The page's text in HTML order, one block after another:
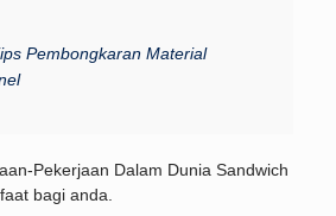
Pembongkaran Material
Pekerjaan Dalam Dunia Sandwich
bagi anda.